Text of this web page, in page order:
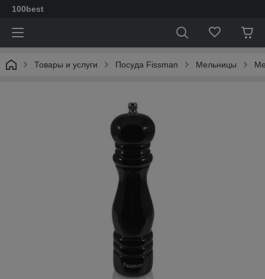
100best
Товары и услуги Посуда Fissman Мельницы